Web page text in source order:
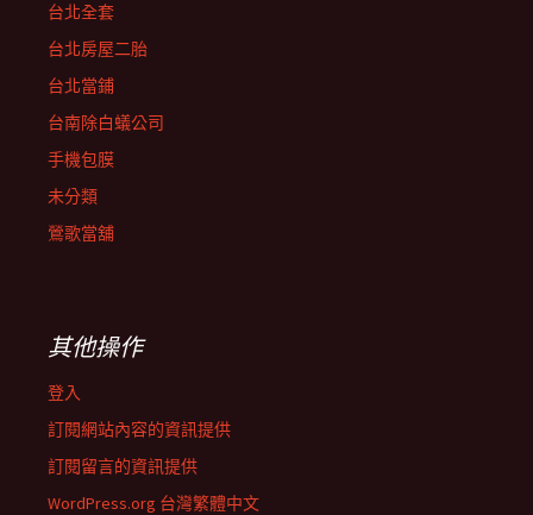
台北全套
台北房屋二胎
台北當鋪
台南除白蟻公司
手機包膜
未分類
鶯歌當舖
其他操作
登入
訂閱網站內容的資訊提供
訂閱留言的資訊提供
WordPress.org 台灣繁體中文